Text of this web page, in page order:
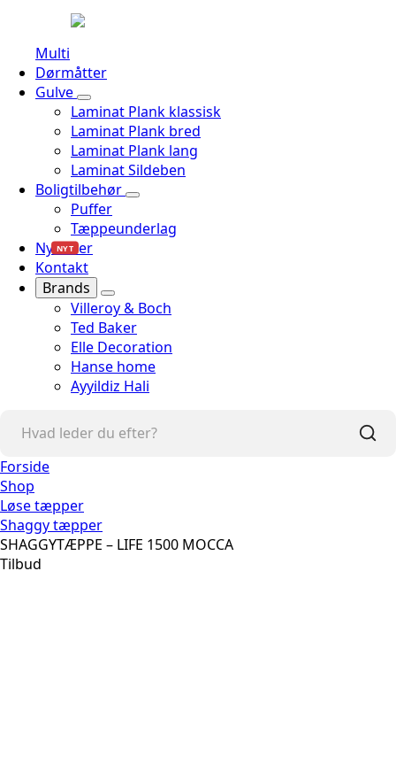
Multi
Dørmåtter
Gulve
Laminat Plank klassisk
Laminat Plank bred
Laminat Plank lang
Laminat Sildeben
Boligtilbehør
Puffer
Tæppeunderlag
Nyheder
NYT
Kontakt
Brands
Villeroy & Boch
Ted Baker
Elle Decoration
Hanse home
Ayyildiz Hali
Forside
Shop
Løse tæpper
Shaggy tæpper
SHAGGYTÆPPE – LIFE 1500 MOCCA
Tilbud